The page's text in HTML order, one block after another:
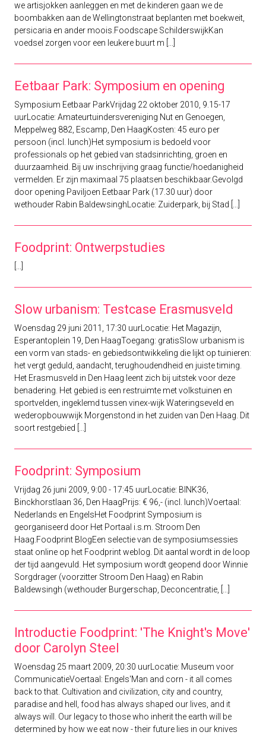
we artisjokken aanleggen en met de kinderen gaan we de
boombakken aan de Wellingtonstraat beplanten met boekweit,
persicaria en ander moois.Foodscape SchilderswijkKan
voedsel zorgen voor een leukere buurt m [...]
Eetbaar Park: Symposium en opening
Symposium Eetbaar ParkVrijdag 22 oktober 2010, 9.15-17
uurLocatie: Amateurtuindersvereniging Nut en Genoegen,
Meppelweg 882, Escamp, Den HaagKosten: 45 euro per
persoon (incl. lunch)Het symposium is bedoeld voor
professionals op het gebied van stadsinrichting, groen en
duurzaamheid. Bij uw inschrijving graag functie/hoedanigheid
vermelden. Er zijn maximaal 75 plaatsen beschikbaar.Gevolgd
door opening Paviljoen Eetbaar Park (17.30 uur) door
wethouder Rabin BaldewsinghLocatie: Zuiderpark, bij Stad [...]
Foodprint: Ontwerpstudies
Slow urbanism: Testcase Erasmusveld
Woensdag 29 juni 2011, 17:30 uurLocatie: Het Magazijn,
Esperantoplein 19, Den HaagToegang: gratisSlow urbanism is
een vorm van stads- en gebiedsontwikkeling die lijkt op tuinieren:
het vergt geduld, aandacht, terughoudendheid en juiste timing.
Het Erasmusveld in Den Haag leent zich bij uitstek voor deze
benadering. Het gebied is een restruimte met volkstuinen en
sportvelden, ingeklemd tussen vinex-wijk Wateringseveld en
wederopbouwwijk Morgenstond in het zuiden van Den Haag. Dit
soort restgebied [...]
Foodprint: Symposium
Vrijdag 26 juni 2009, 9:00 - 17:45 uurLocatie: BINK36,
Binckhorstlaan 36, Den HaagPrijs: € 96,- (incl. lunch)Voertaal:
Nederlands en EngelsHet Foodprint Symposium is
georganiseerd door Het Portaal i.s.m. Stroom Den
Haag.Foodprint BlogEen selectie van de symposiumsessies
staat online op het Foodprint weblog. Dit aantal wordt in de loop
der tijd aangevuld. Het symposium wordt geopend door Winnie
Sorgdrager (voorzitter Stroom Den Haag) en Rabin
Baldewsingh (wethouder Burgerschap, Deconcentratie, [...]
Introductie Foodprint: 'The Knight's Move'
door Carolyn Steel
Woensdag 25 maart 2009, 20:30 uurLocatie: Museum voor
CommunicatieVoertaal: Engels'Man and corn - it all comes
back to that. Cultivation and civilization, city and country,
paradise and hell, food has always shaped our lives, and it
always will. Our legacy to those who inherit the earth will be
determined by how we eat now - their future lies in our knives